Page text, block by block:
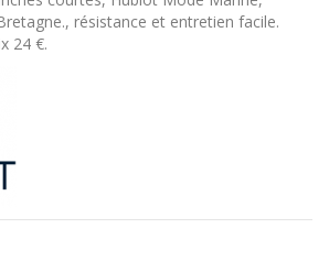
résistance et entretien facile.
24 €.